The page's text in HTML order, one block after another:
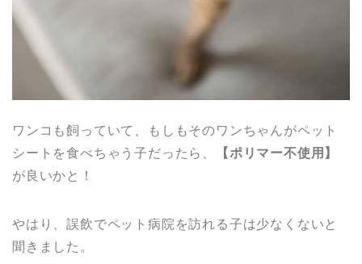
ワンコも飼っていて、もしもそのワンちゃんがペット
シートを食べちゃう子だったら、
【ポリマー不使用】
が良いかと！
やはり、誤飲でペット病院を訪れる子は少なくないと
聞きました。